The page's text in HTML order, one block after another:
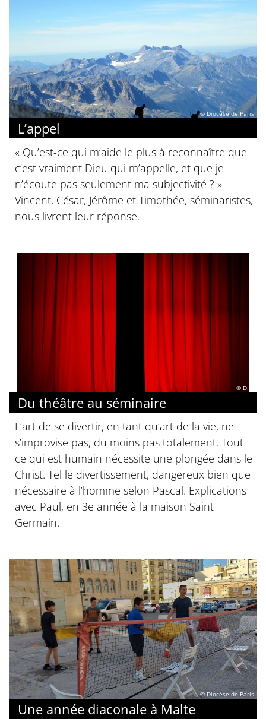
© Diocèse de Paris
L’appel
« Qu’est-ce qui m’aide le plus à reconnaître que
c’est vraiment Dieu qui m’appelle, et que je
n’écoute pas seulement ma subjectivité ? »
Vincent, César, Jérôme et Timothée, séminaristes,
nous livrent leur réponse.
© D.R.
Du théâtre au séminaire
L’art de se divertir, en tant qu’art de la vie, ne
s’improvise pas, du moins pas totalement. Tout
ce qui est humain nécessite une plongée dans le
Christ. Tel le divertissement, dangereux bien que
nécessaire à l’homme selon Pascal. Explications
avec Paul, en 3e année à la maison Saint-
Germain.
© Diocèse de Paris
Une année diaconale à Malte